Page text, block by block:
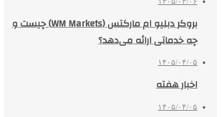
بروکر دبلیو ام مارکتس (WM Markets) چیست و
چه خدماتی ارائه می‌دهد؟
۱۴۰۵/۰۴/۰۵
اخبار هفته
۱۴۰۵/۰۴/۰۵